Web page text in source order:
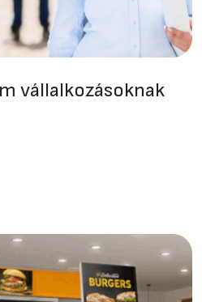
vállalkozásoknak